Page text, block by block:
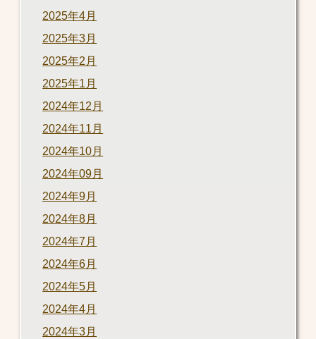
2025年4月
2025年3月
2025年2月
2025年1月
2024年12月
2024年11月
2024年10月
2024年09月
2024年9月
2024年8月
2024年7月
2024年6月
2024年5月
2024年4月
2024年3月